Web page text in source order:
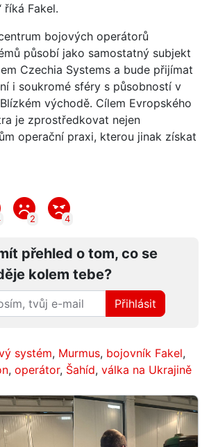
říká Fakel.
bojových operátorů
působí jako samostatný subjekt
Czechia Systems a bude přijímat
i soukromé sféry s působností v
východě. Cílem Evropského
je zprostředkovat nejen
operační praxi, kterou jinak získat
2 4
přehled o tom, co se
kolem tebe?
Přihlásit
systém, Murmus, bojovník Fakel,
, operátor, Šahíd, válka na Ukrajině